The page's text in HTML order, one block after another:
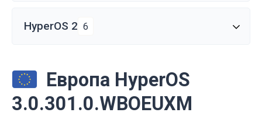
HyperOS 2 6
Европа HyperOS
3.0.301.0.WBOEUXM